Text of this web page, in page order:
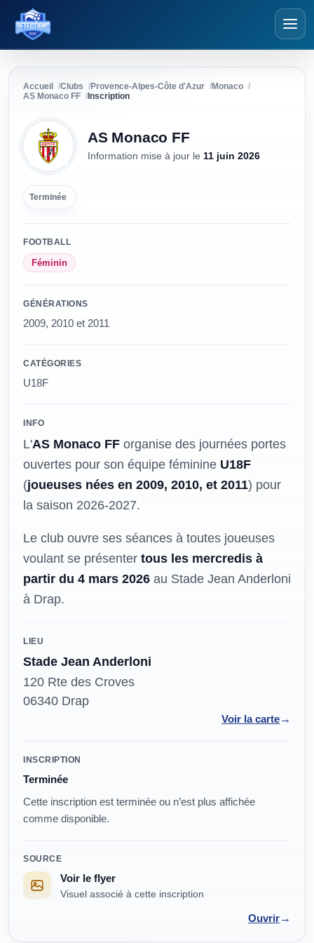
Détections Foot
Accueil Clubs Provence-Alpes-Côte d'Azur
Monaco
AS Monaco FF
Inscription
AS Monaco FF
Information mise à jour le 11 juin 2026
Terminée
FOOTBALL
Féminin
GÉNÉRATIONS
2009, 2010 et 2011
CATÉGORIES
U18F
INFO
L'AS Monaco FF organise des journées portes
ouvertes pour son équipe féminine U18F
(joueuses nées en 2009, 2010, et 2011) pour
la saison 2026-2027.
Le club ouvre ses séances à toutes joueuses
voulant se présenter tous les mercredis à
partir du 4 mars 2026 au Stade Jean Anderloni
à Drap.
LIEU
Stade Jean Anderloni
120 Rte des Croves
06340 Drap
Voir la carte→
Modalités
INSCRIPTION
Terminée
Cette inscription est terminée ou n’est plus affichée
comme disponible.
SOURCE
Voir le flyer
Visuel associé à cette inscription
Ouvrir→